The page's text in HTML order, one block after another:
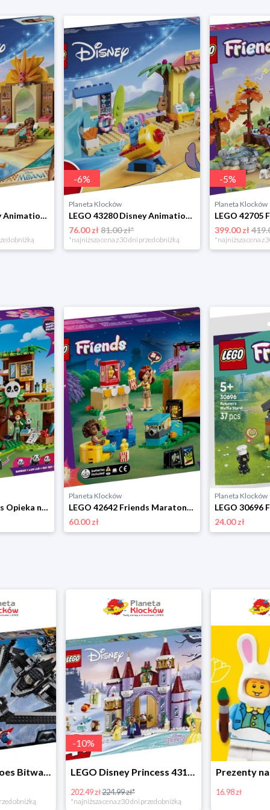
LEGO 43282 Disney Animation Wiejska chatka i łódź Lego
obniżką
-6%
Planeta Klocków
LEGO 43280 Disney Animation Zabawa na plaży z Lilo i Stitchem Lego
76.00 zł81.00 zł*
*najniższa cena z 30 dni przed obniżką
-5%
Planeta Klocków
399.00 zł
*najniższa cena z
LEGO 42648 Friends Opieka nad pandami w rezerwacie Lego
Planeta Klocków
LEGO 42642 Friends Maraton filmowy przyjaciółek Lego
60.00 zł
Planeta Klocków
24.00 zł
LEGO Super Heroes Bitwa powietrzna w super cenie
obniżką
-10%
LEGO Disney Princess 43180 Zimowe święto w zamku Belli
202.49 zł224.99 zł*
*najniższa cena z 30 dni przed obniżką
16.98 zł